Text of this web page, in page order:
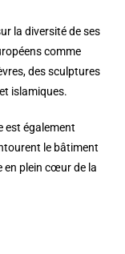
la diversité de ses
comme
des sculptures
islamiques.
est également
le bâtiment
en plein cœur de la